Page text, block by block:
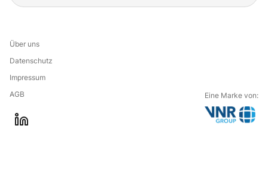
Über uns
Datenschutz
Impressum
AGB
Eine Marke von: